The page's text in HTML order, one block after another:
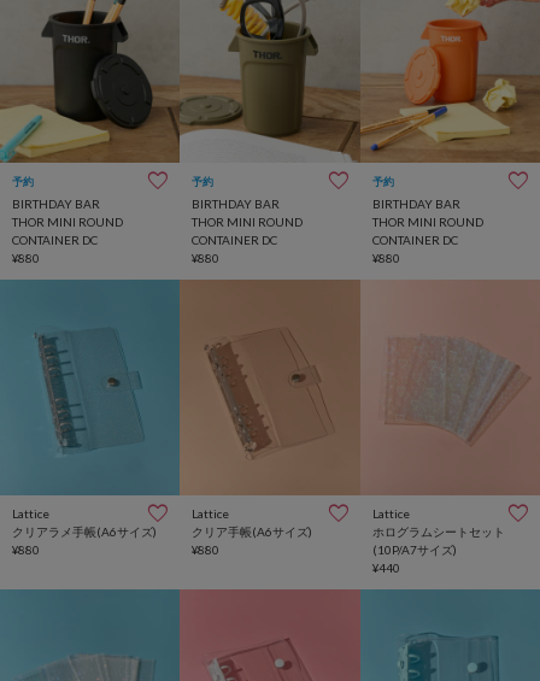
予約
BIRTHDAY BAR
THOR MINI ROUND
CONTAINER DC
¥880
予約
BIRTHDAY BAR
THOR MINI ROUND
CONTAINER DC
¥880
予約
BIRTHDAY BAR
THOR MINI ROUND
CONTAINER DC
¥880
Lattice
クリアラメ手帳(A6サイズ)
¥880
Lattice
クリア手帳(A6サイズ)
¥880
Lattice
ホログラムシートセット
(10P/A7サイズ)
¥440